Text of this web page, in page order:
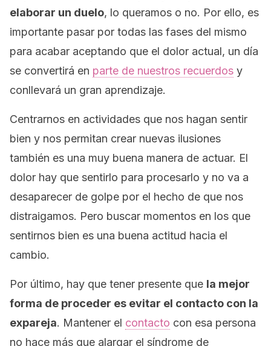
elaborar un duelo, lo queramos o no. Por ello, es
importante pasar por todas las fases del mismo
para acabar aceptando que el dolor actual, un día
se convertirá en parte de nuestros recuerdos y
conllevará un gran aprendizaje.
Centrarnos en actividades que nos hagan sentir
bien y nos permitan crear nuevas ilusiones
también es una muy buena manera de actuar. El
dolor hay que sentirlo para procesarlo y no va a
desaparecer de golpe por el hecho de que nos
distraigamos. Pero buscar momentos en los que
sentirnos bien es una buena actitud hacia el
cambio.
Por último, hay que tener presente que la mejor
forma de proceder es evitar el contacto con la
expareja. Mantener el contacto con esa persona
no hace más que alargar el síndrome de